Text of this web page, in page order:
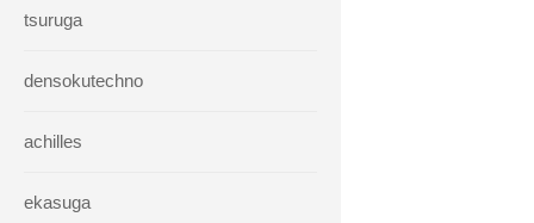
tsuruga
densokutechno
achilles
ekasuga